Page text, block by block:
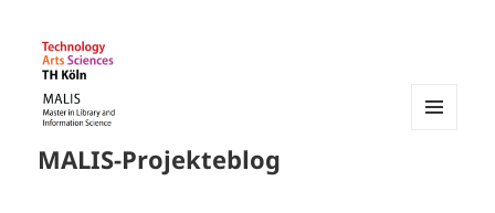
MALIS-Projekteblog